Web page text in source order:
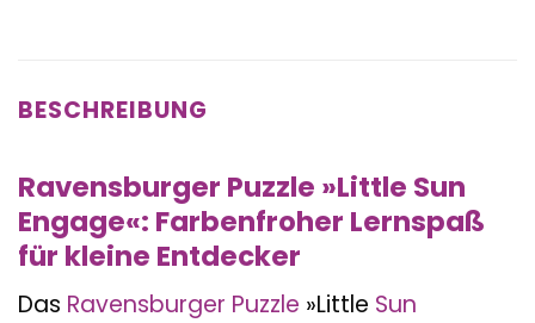
BESCHREIBUNG
Ravensburger Puzzle »Little Sun
Engage«: Farbenfroher Lernspaß
für kleine Entdecker
Das Ravensburger Puzzle »Little Sun